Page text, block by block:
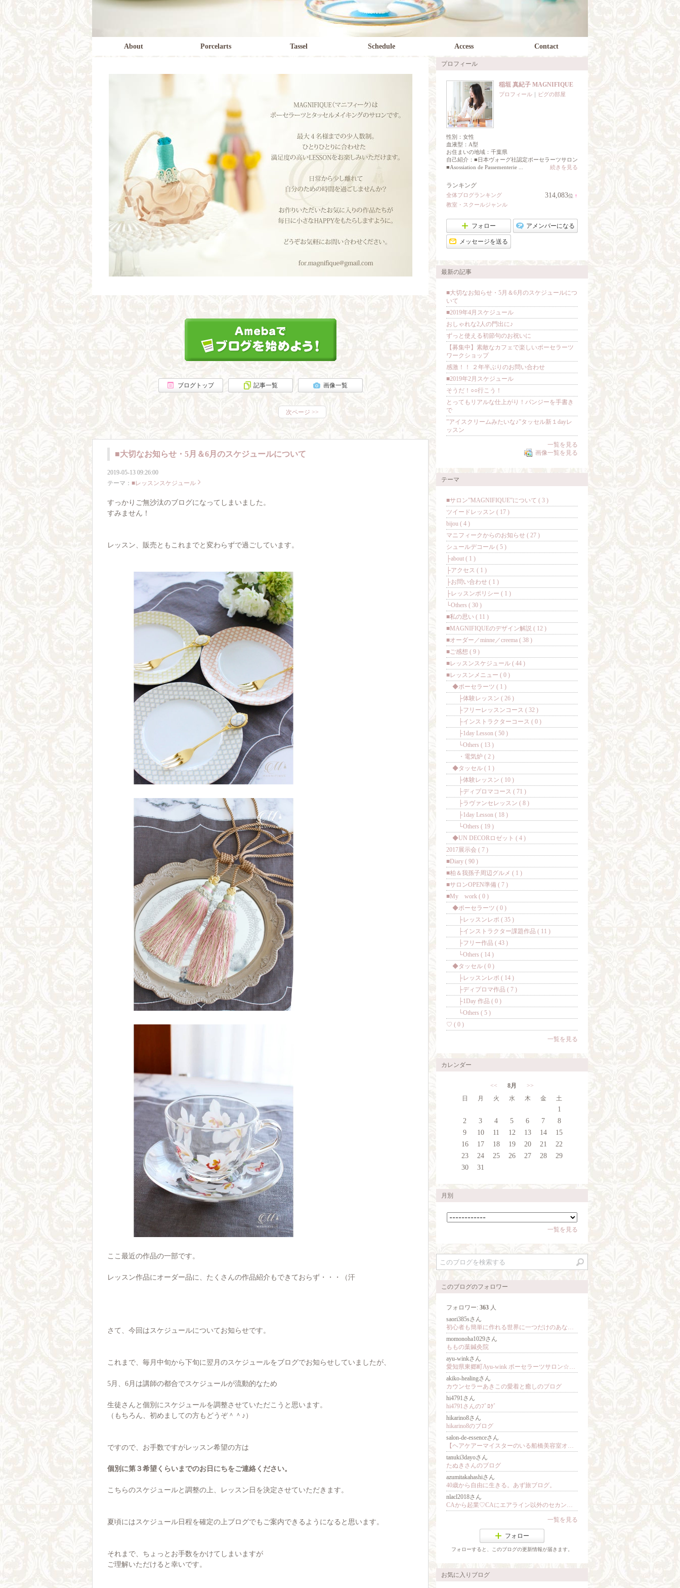
ブログトップ 記事一覧 画像一覧
次ページ >>
■大切なお知らせ・5月＆6月のスケジュールについて
2019-05-13 09:26:00
テーマ： ■レッスンスケジュール
すっかりご無沙汰のブログになってしまいました。
すみません！
レッスン、販売ともこれまでと変わらずで過ごしています。
ここ最近の作品の一部です。
レッスン作品にオーダー品に、たくさんの作品紹介もできておらず・・・（汗
さて、今回はスケジュールについてお知らせです。
これまで、毎月中旬から下旬に翌月のスケジュールをブログでお知らせしていましたが、
5月、6月は講師の都合でスケジュールが流動的なため
生徒さんと個別にスケジュールを調整させていただこうと思います。
（もちろん、初めましての方もどうぞ＾＾♪）
ですので、お手数ですがレッスン希望の方は
個別に第３希望くらいまでのお日にちをご連絡ください。
こちらのスケジュールと調整の上、レッスン日を決定させていただきます。
夏頃にはスケジュール日程を確定の上ブログでもご案内できるようになると思います。
それまで、ちょっとお手数をかけてしまいますが
ご理解いただけると幸いです。
プロフィール
稲垣 真紀子 MAGNIFIQUE
プロフィール ｜ ピグの部屋
性別： 女性
血液型： A型
お住まいの地域： 千葉県
自己紹介：■日本ヴォーグ社認定ポーセラーツサロン
■Asossiation de Passementerie ...
続きを見る
ランキング
全体ブログランキング 314,083位 ↑
教室・スクールジャンル
フォロー アメンバーになる
メッセージを送る
最新の記事
■大切なお知らせ・5月＆6月のスケジュールにつ
いて
■2019年4月スケジュール
おしゃれな2人の門出に♪
ずっと使える初節句のお祝いに
【募集中】素敵なカフェで楽しいポーセラーツ
ワークショップ
感激！！ ２年半ぶりのお問い合わせ
■2019年2月スケジュール
そうだ！○○行こう！
とってもリアルな仕上がり！パンジーを手書き
で
”アイスクリームみたいな♪”タッセル新１dayレ
ッスン
一覧を見る
画像一覧を見る
テーマ
■サロン”MAGNIFIQUE”について ( 3 )
ツイードレッスン ( 17 )
bijou ( 4 )
マニフィークからのお知らせ ( 27 )
シュールデコール ( 5 )
├about ( 1 )
├アクセス ( 1 )
├お問い合わせ ( 1 )
├レッスンポリシー ( 1 )
└Others ( 30 )
■私の思い ( 11 )
■MAGNIFIQUEのデザイン解説 ( 12 )
■オーダー／minne／creema ( 38 )
■ご感想 ( 9 )
■レッスンスケジュール ( 44 )
■レッスンメニュー ( 0 )
◆ポーセラーツ ( 1 )
├体験レッスン ( 26 )
├フリーレッスンコース ( 32 )
├インストラクターコース ( 0 )
├1day Lesson ( 50 )
└Others ( 13 )
・電気炉 ( 2 )
◆タッセル ( 1 )
├体験レッスン ( 10 )
├ディプロマコース ( 71 )
├ラヴァンセレッスン ( 8 )
├1day Lesson ( 18 )
└Others ( 19 )
◆UN DECORロゼット ( 4 )
2017展示会 ( 7 )
■Diary ( 90 )
■柏＆我孫子周辺グルメ ( 1 )
■サロンOPEN準備 ( 7 )
■My work ( 0 )
◆ポーセラーツ ( 0 )
├レッスンレポ ( 35 )
├インストラクター課題作品 ( 11 )
├フリー作品 ( 43 )
└Others ( 14 )
◆タッセル ( 0 )
├レッスンレポ ( 14 )
├ディプロマ作品 ( 7 )
├1Day 作品 ( 0 )
└Others ( 5 )
♡ ( 0 )
一覧を見る
カレンダー
<< 8月
>>
日
月 火 水 木 金 土
1
2
3 4 5 6 7
8
9
10 11 12 13 14
15
16
17 18 19 20 21
22
23
24 25 26 27 28
29
30
31
月別
一覧を見る
このブログのフォロワー
フォロワー: 363 人
saori385sさん
初心者も簡単に作れる世界に一つだけのあなただけの食器！日常が華やぐ福島県郡山市ポーセラーツ教室Swallow：佐藤紗織
momonoha1029さん
ももの葉鍼灸院
ayu-winkさん
愛知県東郷町Ayu-wink ポーセラーツサロン☆世界に１つオリジナル食器作り♥
akiko-healingさん
カウンセラーあきこの愛着と癒しのブログ
hi4791さん
hi4791さんのﾌﾞﾛｸﾞ
hikarino8さん
hikarino8のブログ
salon-de-essenceさん
【ヘアケアーマイスターのいる船橋美容室オーナ＠櫻井のブログ】
tanuki3dayoさん
たぬきさんのブログ
azumitakahashiさん
40歳から自由に生きる。あず旅ブログ。
nlacl2018さん
CAから起業♡CAにエアライン以外のセカンドキャリアを！ New Life After CA Life (NLACL)
一覧を見る
フォロー
フォローすると、このブログの更新情報が届きます。
お気に入りブログ
About Porcelarts Tassel Schedule Access Contact